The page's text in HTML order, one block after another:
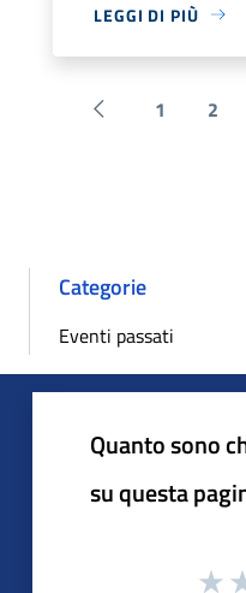
LEGGI DI PIÙ
Pagina precedente
1 2
Categorie
Eventi passati
Quanto sono
su questa